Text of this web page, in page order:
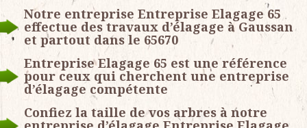
Notre entreprise Entreprise Elagage 65
effectue des travaux d’élagage à Gaussan
et partout dans le 65670
Entreprise Elagage 65 est une référence
pour ceux qui cherchent une entreprise
d’élagage compétente
Confiez la taille de vos arbres à notre